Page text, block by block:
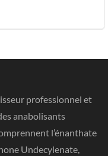
professionnel et
anabolisants
l’énanthate
Undecylenate,